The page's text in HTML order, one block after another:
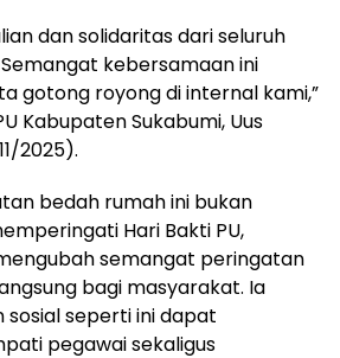
dan solidaritas dari seluruh
Semangat kebersamaan ini
gotong royong di internal kami,”
Kabupaten Sukabumi, Uus
2025).
bedah rumah ini bukan
Hari Bakti PU,
semangat peringatan
bagi masyarakat. Ia
seperti ini dapat
pegawai sekaligus